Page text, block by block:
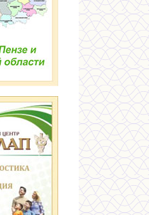
253 руб
615 руб
150 руб